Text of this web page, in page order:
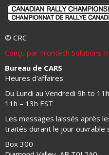
© CRC
Conçu par Frontech Solutions
Bureau de CARS
Heures d'affaires
Du Lundi au Vendredi 9h to
11h – 13h EST
Les messages laissés après
traités durant le jour ouvrable
Box 300